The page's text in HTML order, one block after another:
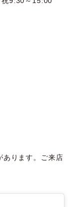
ります。ご来店